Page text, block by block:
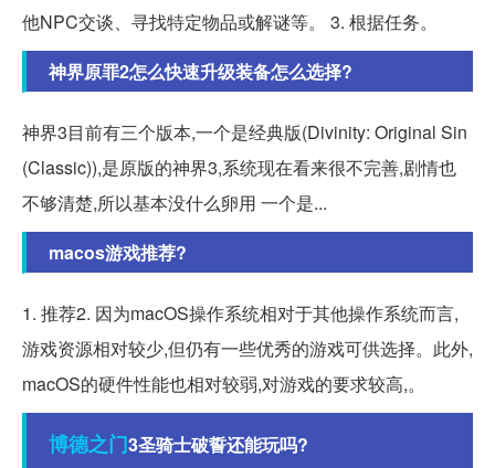
他NPC交谈、寻找特定物品或解谜等。 3. 根据任务。
神界原罪2怎么快速升级装备怎么选择?
神界3目前有三个版本,一个是经典版(Divinity: Original Sin
(Classic)),是原版的神界3,系统现在看来很不完善,剧情也
不够清楚,所以基本没什么卵用 一个是...
macos游戏推荐?
1. 推荐2. 因为macOS操作系统相对于其他操作系统而言,
游戏资源相对较少,但仍有一些优秀的游戏可供选择。此外,
macOS的硬件性能也相对较弱,对游戏的要求较高,。
博德之门3圣骑士破誓还能玩吗?